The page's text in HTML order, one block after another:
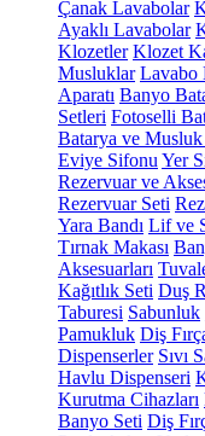
Çanak Lavabolar
Ayaklı Lavabolar
Klozetler Klozet
Musluklar Lavabo
Aparatı Banyo
Setleri Fotoselli
Batarya ve Musluk
Eviye Sifonu Yer
Rezervuar ve
Rezervuar Seti
Yara Bandı Lif ve
Tırnak Makası
Aksesuarları
Kağıtlık Seti Duş
Taburesi Sabunluk
Pamukluk Diş
Dispenserler Sıvı
Havlu Dispenseri
Kurutma Cihazları
Banyo Seti Diş